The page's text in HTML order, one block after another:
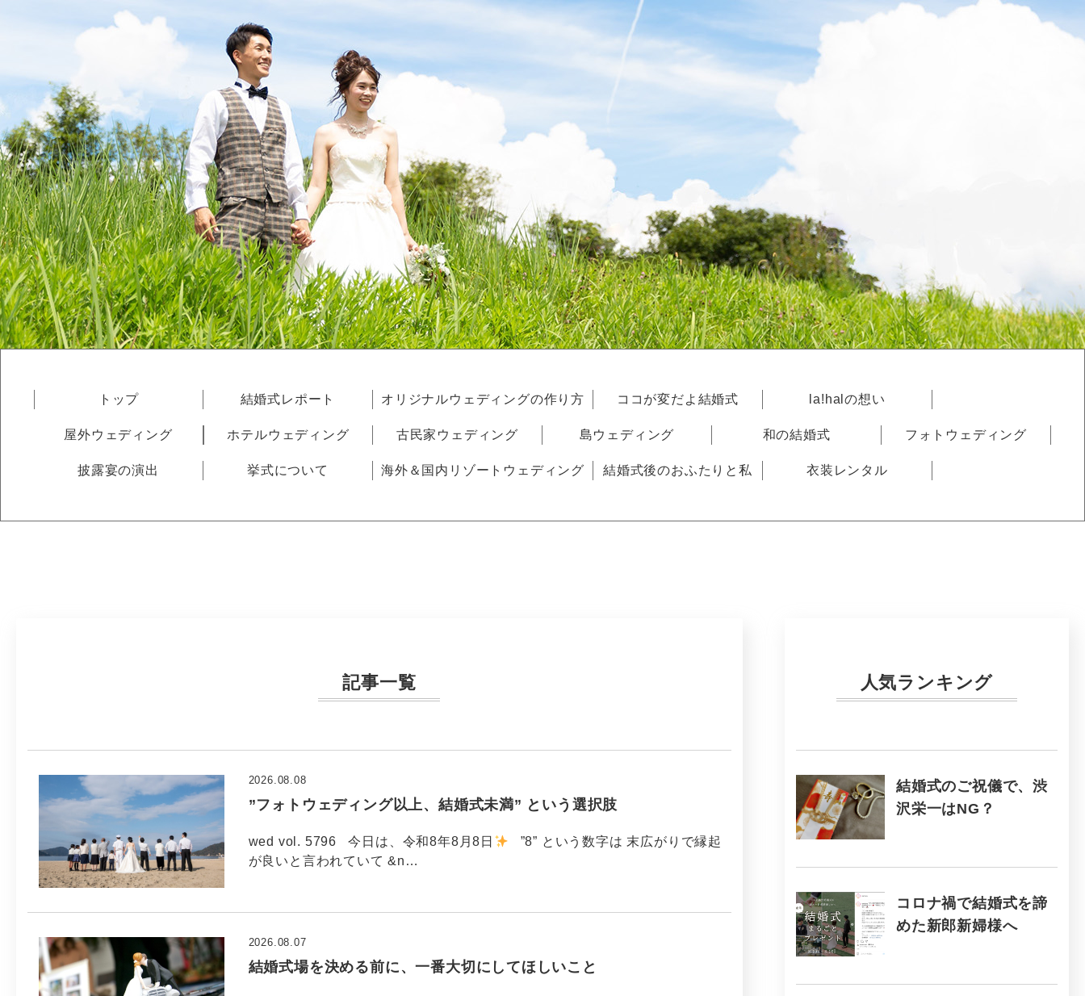
トップ 結婚式レポート オリジナルウェディングの作り方 ココが変だよ結婚式 la!halの想い
屋外ウェディング ホテルウェディング 古民家ウェディング 島ウェディング 和の結婚式 フォトウェディング
披露宴の演出 挙式について 海外＆国内リゾートウェディング 結婚式後のおふたりと私 衣装レンタル
記事一覧
”フォトウェディング以上、結婚式未満” という選択肢
2026.08.08
wed vol. 5796 今日は、令和8年8月8日
”8” という数字は 末広がりで縁起
が良いと言われていて &n…
結婚式場を決める前に、一番大切にしてほしいこと
2026.08.07
人気ランキング
結婚式のご祝儀で、渋
沢栄一はNG？
コロナ禍で結婚式を諦
めた新郎新婦様へ